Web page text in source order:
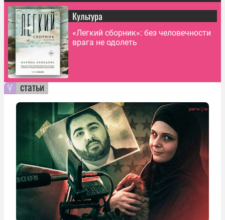
Культура
«Легкий сборник»: без человечности
врага не одолеть
статьи